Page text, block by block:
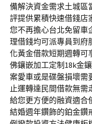
備解決資金需求土城區
評提供累積快速借錢店
您不再擔心台北免留車
理借錢均可派專員到府
化黃金借款短期週轉可
佛鑲嵌加工定制18k金
案愛車或是碟盤損壞需
止運轉達民間借款無需
給您更方便的融資適合
結婚週年鑽飾的鉑金鑽